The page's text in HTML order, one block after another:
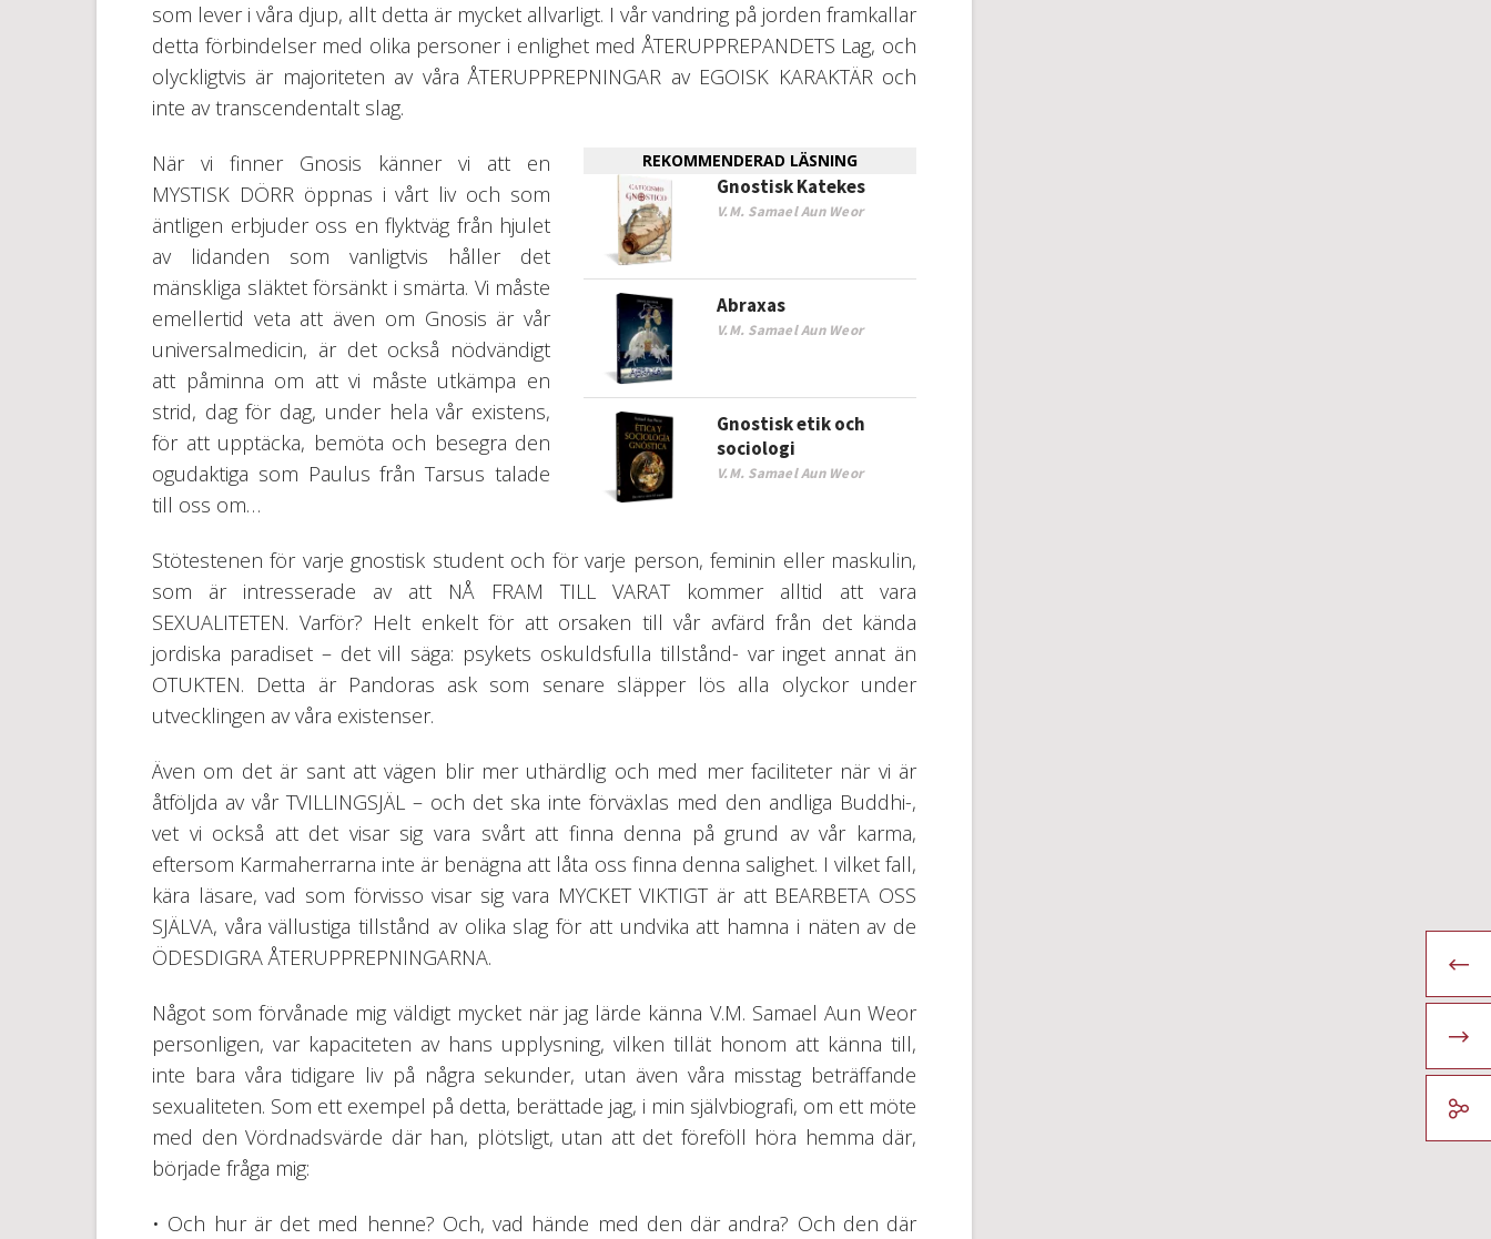
som lever i våra djup, allt detta är mycket allvarligt. I vår vandring på jorden framkallar
detta förbindelser med olika personer i enlighet med ÅTERUPPREPANDETS Lag, och
olyckligtvis är majoriteten av våra ÅTERUPPREPNINGAR av EGOISK KARAKTÄR och
inte av transcendentalt slag.
REKOMMENDERAD LÄSNING
Gnostisk Katekes
V.M. Samael Aun Weor
Abraxas
V.M. Samael Aun Weor
Gnostisk etik och
sociologi
V.M. Samael Aun Weor
När vi finner Gnosis känner vi att en
MYSTISK DÖRR öppnas i vårt liv och som
äntligen erbjuder oss en flyktväg från hjulet
av lidanden som vanligtvis håller det
mänskliga släktet försänkt i smärta. Vi måste
emellertid veta att även om Gnosis är vår
universalmedicin, är det också nödvändigt
att påminna om att vi måste utkämpa en
strid, dag för dag, under hela vår existens,
för att upptäcka, bemöta och besegra den
ogudaktiga som Paulus från Tarsus talade
till oss om…
Stötestenen för varje gnostisk student och för varje person, feminin eller maskulin,
som är intresserade av att NÅ FRAM TILL VARAT kommer alltid att vara
SEXUALITETEN. Varför? Helt enkelt för att orsaken till vår avfärd från det kända
jordiska paradiset – det vill säga: psykets oskuldsfulla tillstånd- var inget annat än
OTUKTEN. Detta är Pandoras ask som senare släpper lös alla olyckor under
utvecklingen av våra existenser.
Även om det är sant att vägen blir mer uthärdlig och med mer faciliteter när vi är
åtföljda av vår TVILLINGSJÄL – och det ska inte förväxlas med den andliga Buddhi-,
vet vi också att det visar sig vara svårt att finna denna på grund av vår karma,
eftersom Karmaherrarna inte är benägna att låta oss finna denna salighet. I vilket fall,
kära läsare, vad som förvisso visar sig vara MYCKET VIKTIGT är att BEARBETA OSS
SJÄLVA, våra vällustiga tillstånd av olika slag för att undvika att hamna i näten av de
ÖDESDIGRA ÅTERUPPREPNINGARNA.
Något som förvånade mig väldigt mycket när jag lärde känna V.M. Samael Aun Weor
personligen, var kapaciteten av hans upplysning, vilken tillät honom att känna till,
inte bara våra tidigare liv på några sekunder, utan även våra misstag beträffande
sexualiteten. Som ett exempel på detta, berättade jag, i min självbiografi, om ett möte
med den Vördnadsvärde där han, plötsligt, utan att det föreföll höra hemma där,
började fråga mig:
• Och hur är det med henne? Och, vad hände med den där andra? Och den där